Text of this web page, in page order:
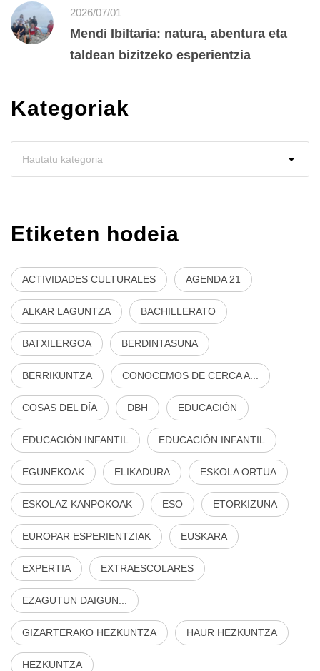
2026/07/01
Mendi Ibiltaria: natura, abentura eta
taldean bizitzeko esperientzia
Kategoriak
Etiketen hodeia
ACTIVIDADES CULTURALES AGENDA 21
ALKAR LAGUNTZA BACHILLERATO
BATXILERGOA BERDINTASUNA
BERRIKUNTZA CONOCEMOS DE CERCA A...
COSAS DEL DÍA DBH EDUCACIÓN
EDUCACIÓN INFANTIL EDUCACIÓN INFANTIL
EGUNEKOAK ELIKADURA ESKOLA ORTUA
ESKOLAZ KANPOKOAK ESO ETORKIZUNA
EUROPAR ESPERIENTZIAK EUSKARA
EXPERTIA EXTRAESCOLARES
EZAGUTUN DAIGUN...
GIZARTERAKO HEZKUNTZA HAUR HEZKUNTZA
HEZKUNTZA